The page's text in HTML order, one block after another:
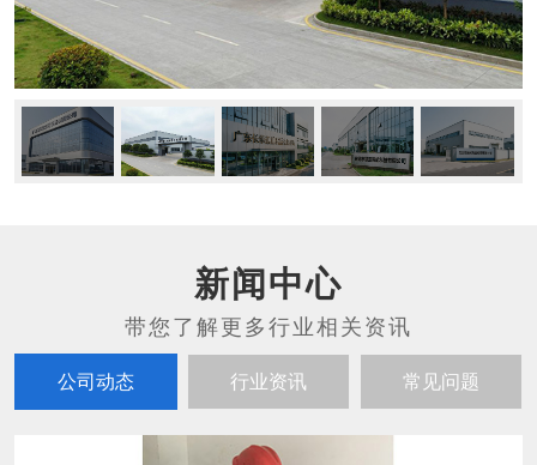
新闻中心
公司动态 行业资讯 常见问题